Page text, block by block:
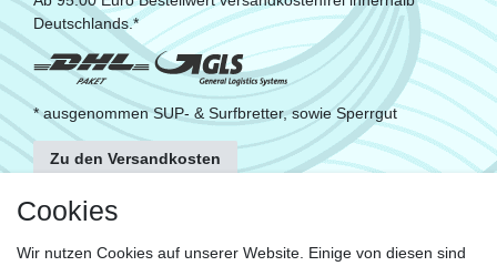
Deutschlands.*
* ausgenommen SUP- & Surfbretter, sowie Sperrgut
Zu den Versandkosten
FOLGE UNS
Cookies
Wir nutzen Cookies auf unserer Website. Einige von diesen sind